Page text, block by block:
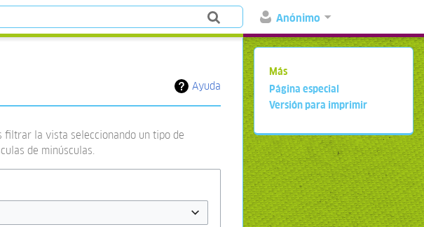
Anónimo
Ayuda
filtrar la vista seleccionando un tipo de
de minúsculas.
Más
Página especial
Versión para imprimir